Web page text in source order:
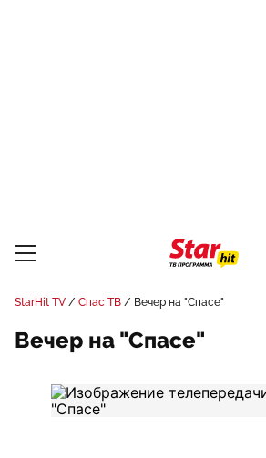
StarHit TV Спас ТВ Вечер на "Спасе"
Вечер на "Спасе"